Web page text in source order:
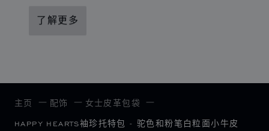
了解更多
主页 配饰 女士皮革包袋
HAPPY HEARTS袖珍托特包 - 驼色和粉笔白粒面小牛皮